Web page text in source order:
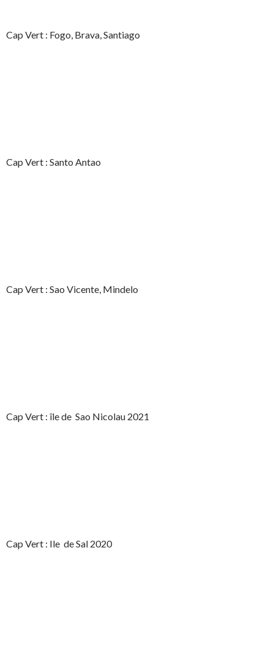
Cap Vert : Fogo, Brava, Santiago
Cap Vert : Santo Antao
Cap Vert : Sao Vicente, Mindelo
Cap Vert : île de Sao Nicolau 2021
Cap Vert : Ile de Sal 2020